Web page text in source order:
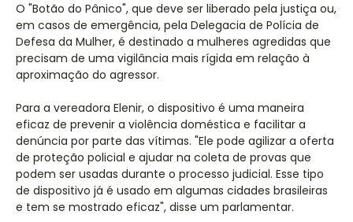
O "Botão do Pânico", que deve ser liberado pela justiça ou,
em casos de emergência, pela Delegacia de Polícia de
Defesa da Mulher, é destinado a mulheres agredidas que
precisam de uma vigilância mais rígida em relação à
aproximação do agressor.
Para a vereadora Elenir, o dispositivo é uma maneira
eficaz de prevenir a violência doméstica e facilitar a
denúncia por parte das vítimas. "Ele pode agilizar a oferta
de proteção policial e ajudar na coleta de provas que
podem ser usadas durante o processo judicial. Esse tipo
de dispositivo já é usado em algumas cidades brasileiras
e tem se mostrado eficaz", disse um parlamentar.